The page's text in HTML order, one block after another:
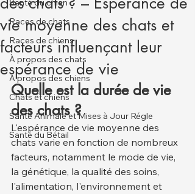
Santé du chien
Races de chats
Races de chiens
À propos des chats
À propos des chiens
Chats et chiens
Santé Animale et Mises à Jour Régle
Santé du Bétail
vie moyenne des chats et
facteurs influençant leur
espérance de vie
Quelle est la durée de vie
des chats ?
L'espérance de vie moyenne des
chats varie en fonction de nombreux
facteurs, notamment le mode de vie,
la génétique, la qualité des soins,
l'alimentation, l'environnement et